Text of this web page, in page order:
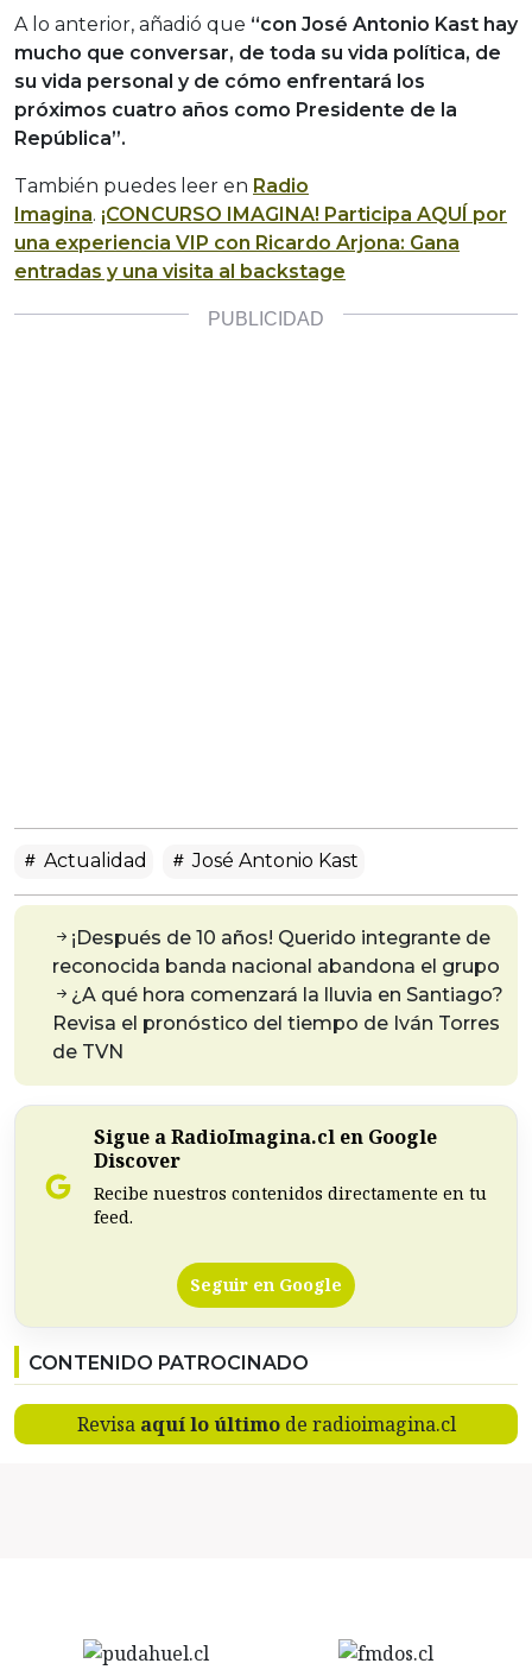
A lo anterior, añadió que “con José Antonio Kast hay
mucho que conversar, de toda su vida política, de
su vida personal y de cómo enfrentará los
próximos cuatro años como Presidente de la
República”.
También puedes leer en Radio
Imagina. ¡CONCURSO IMAGINA! Participa AQUÍ por
una experiencia VIP con Ricardo Arjona: Gana
entradas y una visita al backstage
Actualidad José Antonio Kast
¡Después de 10 años! Querido integrante de
reconocida banda nacional abandona el grupo
¿A qué hora comenzará la lluvia en Santiago?
Revisa el pronóstico del tiempo de Iván Torres
de TVN
Sigue a RadioImagina.cl en Google
Discover
Recibe nuestros contenidos directamente en tu
feed.
Seguir en Google
CONTENIDO PATROCINADO
Revisa aquí lo últimode radioimagina.cl